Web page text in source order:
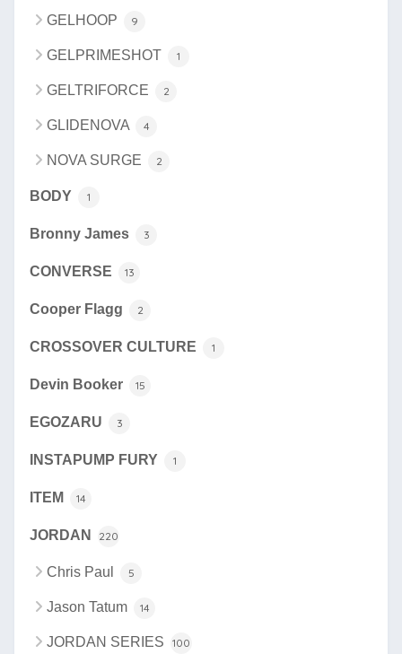
GELHOOP 9
GELPRIMESHOT 1
GELTRIFORCE 2
GLIDENOVA 4
NOVA SURGE 2
BODY 1
Bronny James 3
CONVERSE 13
Cooper Flagg 2
CROSSOVER CULTURE 1
Devin Booker 15
EGOZARU 3
INSTAPUMP FURY 1
ITEM 14
JORDAN 220
Chris Paul 5
Jason Tatum 14
JORDAN SERIES 100